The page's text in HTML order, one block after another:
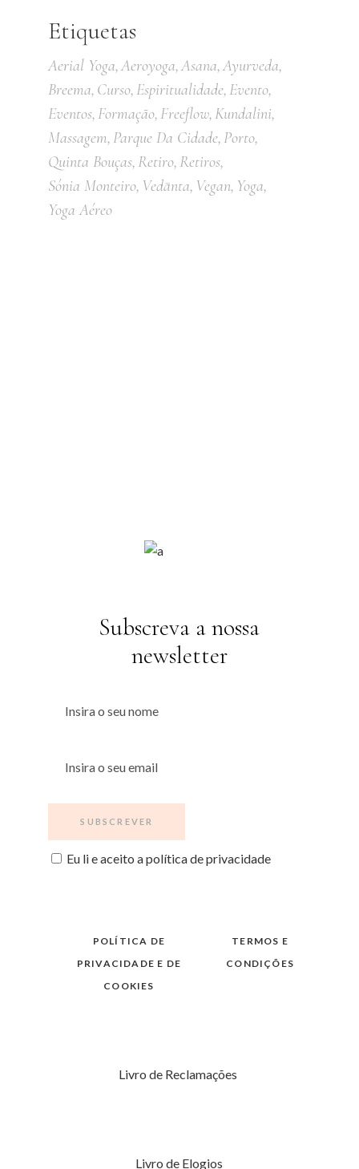
Etiquetas
Aerial Yoga Aeroyoga Asana Ayurveda
Breema Curso Espiritualidade Evento
Eventos Formação Freeflow Kundalini
Massagem Parque Da Cidade Porto
Quinta Bouças Retiro Retiros
Sónia Monteiro Vedānta Vegan Yoga
Yoga Aéreo
Subscreva a nossa
newsletter
Eu li e aceito a política de privacidade
POLÍTICA DE
PRIVACIDADE E DE
COOKIES
TERMOS E
CONDIÇÕES
Livro de Reclamações
Livro de Elogios